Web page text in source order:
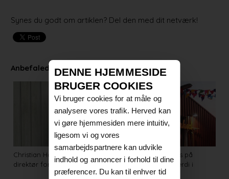
Synes du godt om artiklen? Del den med dit netværk!
Anbefalede artikler
Christian Hanak bliver ny
direktør for Træinformation
Festival sætter fokus på
kreative miljøers værdi i
byudvikling
DENNE HJEMMESIDE
BRUGER COOKIES
Vi bruger cookies for at måle og
analysere vores trafik. Herved kan
vi gøre hjemmesiden mere intuitiv,
ligesom vi og vores
samarbejdspartnere kan udvikle
indhold og annoncer i forhold til dine
præferencer. Du kan til enhver tid